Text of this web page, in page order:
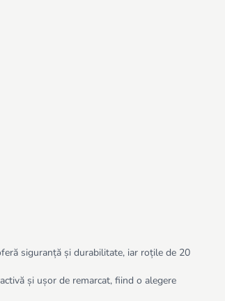
siguranță și durabilitate, iar roțile de 20
și ușor de remarcat, fiind o alegere